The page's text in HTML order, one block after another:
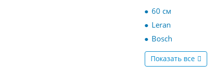
60 см
Leran
Bosch
Показать все